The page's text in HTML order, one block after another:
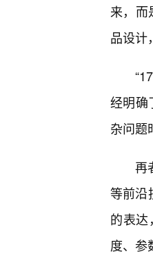
来，而
品设计
经明确
杂问题
再
等前沿
的表达
度、参